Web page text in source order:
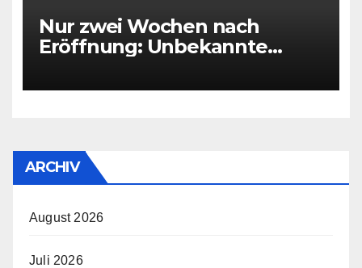
Nur zwei Wochen nach
Eröffnung: Unbekannte
Hirschfelder Döner-Imbiss
ARCHIV
August 2026
Juli 2026